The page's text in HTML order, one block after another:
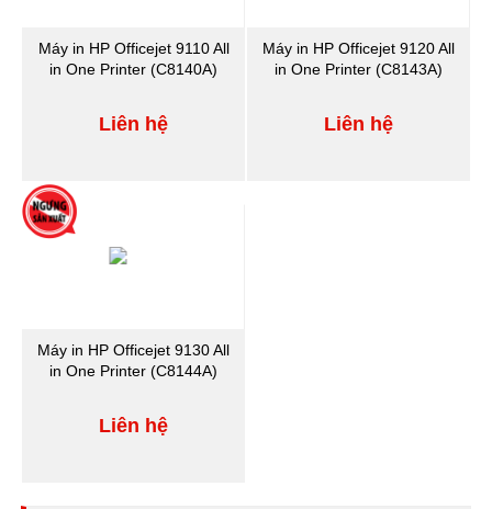
Máy in HP Officejet 9110 All
in One Printer (C8140A)
Liên hệ
Máy in HP Officejet 9120 All
in One Printer (C8143A)
Liên hệ
Máy in HP Officejet 9130 All
in One Printer (C8144A)
Liên hệ